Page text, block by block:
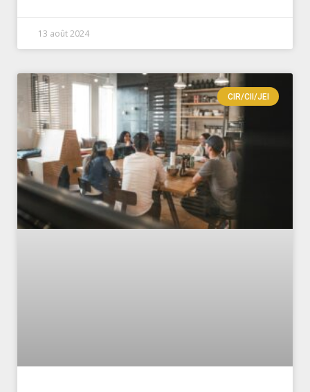
13 août 2024
CIR/CII/JEI